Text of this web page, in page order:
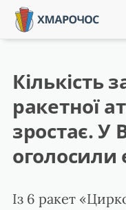
Кількість
ракетної
зростає.
оголосили
Із 6 ракет